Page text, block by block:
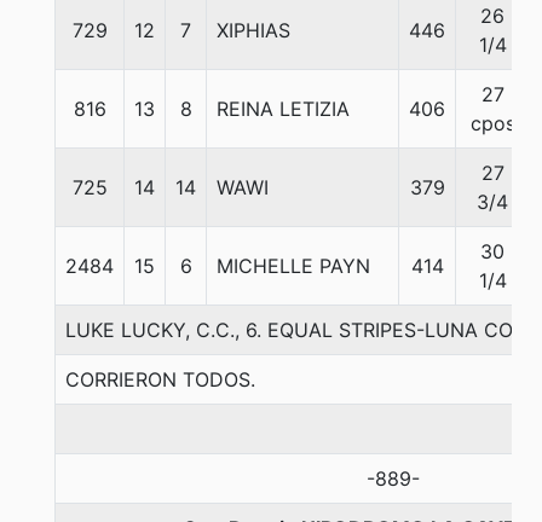
729 12 7 XIPHIAS 446
26
1/4
816 13 8 REINA LETIZIA 406
27
cpos
725 14 14 WAWI 379
27
3/4
2484 15 6 MICHELLE PAYN 414
30
1/4
LUKE LUCKY, C.C., 6. EQUAL STRIPES-LUNA
CORRIERON TODOS.
-889-